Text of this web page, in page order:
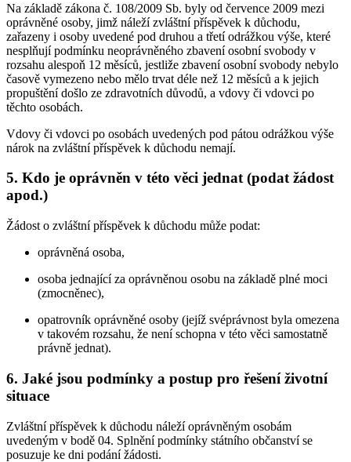
Na základě zákona č. 108/2009 Sb. byly od července 2009 mezi
oprávněné osoby, jimž náleží zvláštní příspěvek k důchodu,
zařazeny i osoby uvedené pod druhou a třetí odrážkou výše, které
nesplňují podmínku neoprávněného zbavení osobní svobody v
rozsahu alespoň 12 měsíců, jestliže zbavení osobní svobody nebylo
časově vymezeno nebo mělo trvat déle než 12 měsíců a k jejich
propuštění došlo ze zdravotních důvodů, a vdovy či vdovci po
těchto osobách.
Vdovy či vdovci po osobách uvedených pod pátou odrážkou výše
nárok na zvláštní příspěvek k důchodu nemají.
5. Kdo je oprávněn v této věci jednat (podat žádost
apod.)
Žádost o zvláštní příspěvek k důchodu může podat:
oprávněná osoba,
osoba jednající za oprávněnou osobu na základě plné moci
(zmocněnec),
opatrovník oprávněné osoby (jejíž svéprávnost byla omezena
v takovém rozsahu, že není schopna v této věci samostatně
právně jednat).
6. Jaké jsou podmínky a postup pro řešení životní
situace
Zvláštní příspěvek k důchodu náleží oprávněným osobám
uvedeným v bodě 04. Splnění podmínky státního občanství se
posuzuje ke dni podání žádosti.